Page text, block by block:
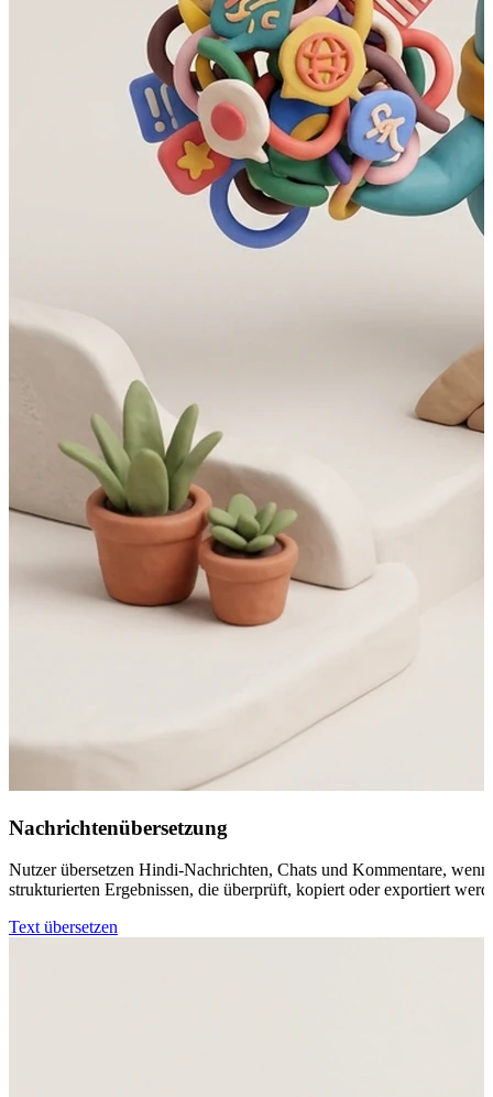
Nachrichtenübersetzung
Nutzer übersetzen Hindi-Nachrichten, Chats und Kommentare,
strukturierten Ergebnissen, die überprüft, kopiert oder exportiert
Text übersetzen